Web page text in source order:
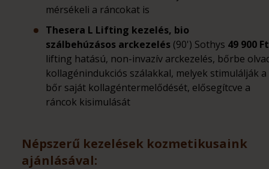
mérsékeli a ráncokat is
Thesera L Lifting kezelés, bio
szálbehúzásos arckezelés (90') Sothys 49 900 Ft
lifting hatású, non-invazív arckezelés, bőrbe
kollagénindukciós szálakkal, melyek stimulálják a
bőr saját kollagéntermelődését, elősegítcve a
ráncok kisimulását
Népszerű kezelések kozmetikusaink
ajánlásával: